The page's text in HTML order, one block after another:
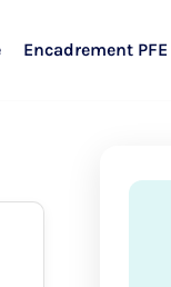
Encadrement PFE